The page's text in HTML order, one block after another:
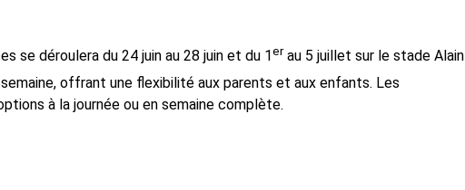
se déroulera du 24 juin au 28 juin et du 1 er au 5 juillet sur le stade Alain
semaine, offrant une flexibilité aux parents et aux enfants. Les
à la journée ou en semaine complète.